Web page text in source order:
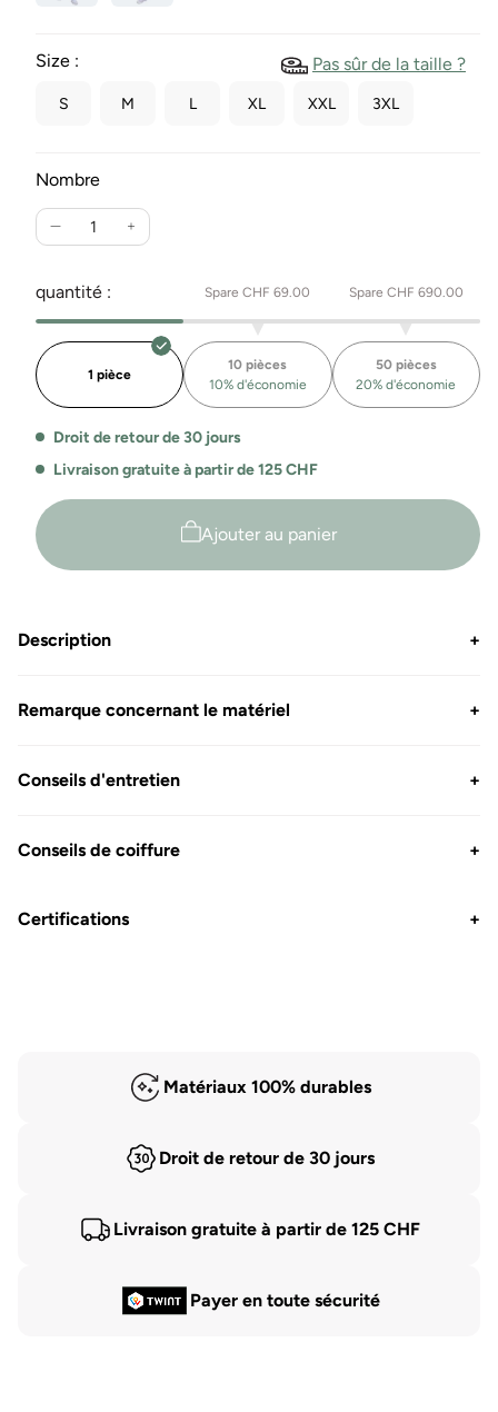
Size : Pas sûr de la taille ?
S M L XL XXL 3XL
Nombre
Réduire
quantité
pour
le
pantalon
jogging
Brandon
Augmente
le
pantalon
de
jogging
Brandon
quantité : Spare CHF 69.00 Spare CHF 690.00
1 pièce
10 pièces
10% d'économie
50 pièces
20% d'économie
Droit de retour de 30 jours
Livraison gratuite à partir de 125 CHF
Ajouter au panier
Description +
Remarque concernant le matériel +
Conseils d'entretien +
Conseils de coiffure +
Certifications +
Matériaux 100% durables
Droit de retour de 30 jours
Livraison gratuite à partir de 125 CHF
Payer en toute sécurité